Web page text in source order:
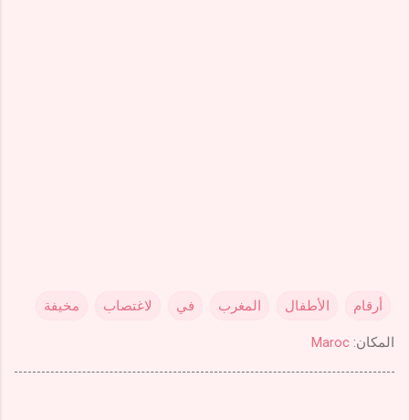
أرقام الأطفال المغرب في لاغتصاب مخيفة
المكان: Maroc